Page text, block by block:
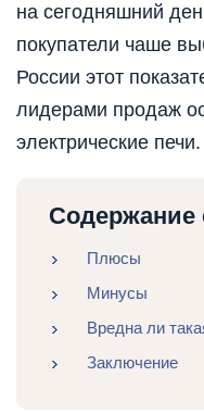
на сегодняшний
покупатели чаше
России этот
лидерами продаж
электрические печи.
Содержание
Плюсы
Минусы
Вредна ли
Заключение